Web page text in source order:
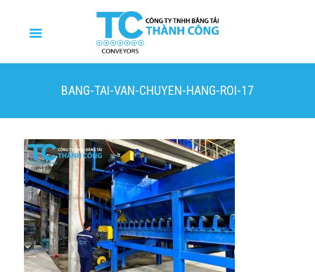
BANG-TAI-VAN-CHUYEN-HANG-ROI-17